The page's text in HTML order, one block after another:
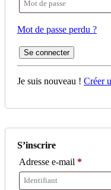
Mot de passe perdu ?
Se connecter
Je suis nouveau ! Créer
S’inscrire
Adresse e-mail *